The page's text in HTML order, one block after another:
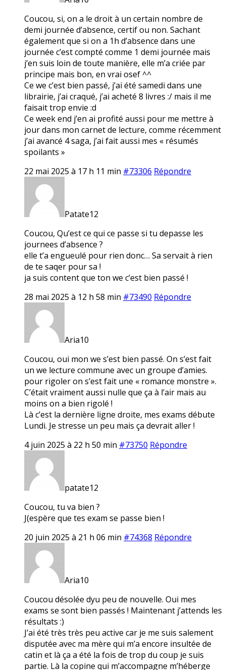
Coucou, si, on a le droit à un certain nombre de
demi journée d’absence, certif ou non. Sachant
également que si on a 1h d’absence dans une
journée c’est compté comme 1 demi journée mais
j’en suis loin de toute manière, elle m’a criée par
principe mais bon, en vrai osef ^^
Ce we c’est bien passé, j’ai été samedi dans une
librairie, j’ai craqué, j’ai acheté 8 livres :/ mais il me
faisait trop envie :d
Ce week end j’en ai profité aussi pour me mettre à
jour dans mon carnet de lecture, comme récemment
j’ai avancé 4 saga, j’ai fait aussi mes « résumés
spoilants »
22 mai 2025 à 17 h 11 min #73306 Répondre
Patate12
Coucou, Qu’est ce qui ce passe si tu depasse les
journees d’absence ?
elle t’a engueulé pour rien donc… Sa servait à rien
de te saqer pour sa !
ja suis content que ton we c’est bien passé !
28 mai 2025 à 12 h 58 min #73490 Répondre
Aria10
Coucou, oui mon we s’est bien passé. On s’est fait
un we lecture commune avec un groupe d’amies.
pour rigoler on s’est fait une « romance monstre ».
C’était vraiment aussi nulle que ça à l’air mais au
moins on a bien rigolé !
Là c’est la dernière ligne droite, mes exams débute
Lundi. Je stresse un peu mais ça devrait aller !
4 juin 2025 à 22 h 50 min #73750 Répondre
patate12
Coucou, tu va bien ?
J(espère que tes exam se passe bien !
20 juin 2025 à 21 h 06 min #74368 Répondre
Aria10
Coucou désolée dyu peu de nouvelle. Oui mes
exams se sont bien passés ! Maintenant j’attends les
résultats :)
J’ai été très très peu active car je me suis salement
disputée avec ma mère qui m’a encore insultée de
catin et là ça a été la fois de trop du coup je suis
partie. Là la copine qui m’accompagne m’héberge